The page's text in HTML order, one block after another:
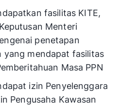
fasilitas KITE,
Menteri
penetapan
yang mendapat fasilitas
Masa PPN
izin Penyelenggara
Pengusaha Kawasan